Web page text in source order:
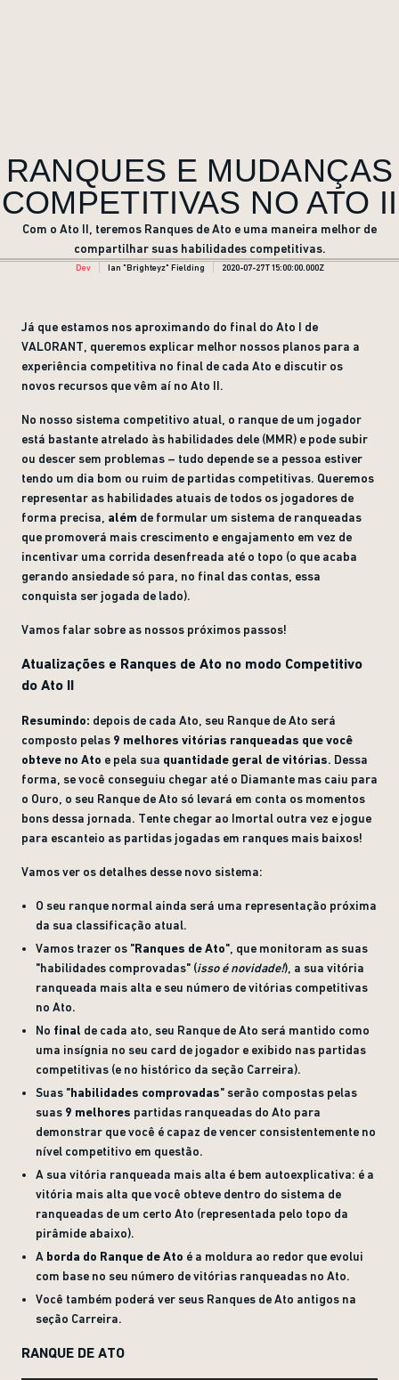
RANQUES E MUDANÇAS
COMPETITIVAS NO ATO II
Com o Ato II, teremos Ranques de Ato e uma maneira melhor de
compartilhar suas habilidades competitivas.
Dev Ian "Brighteyz" Fielding 2020-07-27T15:00:00.000Z
Já que estamos nos aproximando do final do Ato I de
VALORANT, queremos explicar melhor nossos planos para a
experiência competitiva no final de cada Ato e discutir os
novos recursos que vêm aí no Ato II.
No nosso sistema competitivo atual, o ranque de um jogador
está bastante atrelado às habilidades dele (MMR) e pode subir
ou descer sem problemas – tudo depende se a pessoa estiver
tendo um dia bom ou ruim de partidas competitivas. Queremos
representar as habilidades atuais de todos os jogadores de
forma precisa, além de formular um sistema de ranqueadas
que promoverá mais crescimento e engajamento em vez de
incentivar uma corrida desenfreada até o topo (o que acaba
gerando ansiedade só para, no final das contas, essa
conquista ser jogada de lado).
Vamos falar sobre as nossos próximos passos!
Atualizações e Ranques de Ato no modo Competitivo
do Ato II
Resumindo: depois de cada Ato, seu Ranque de Ato será
composto pelas 9 melhores vitórias ranqueadas que você
obteve no Ato e pela sua quantidade geral de vitórias. Dessa
forma, se você conseguiu chegar até o Diamante mas caiu para
o Ouro, o seu Ranque de Ato só levará em conta os momentos
bons dessa jornada. Tente chegar ao Imortal outra vez e jogue
para escanteio as partidas jogadas em ranques mais baixos!
Vamos ver os detalhes desse novo sistema:
O seu ranque normal ainda será uma representação próxima
da sua classificação atual.
Vamos trazer os "Ranques de Ato", que monitoram as suas
"habilidades comprovadas" (isso é novidade!), a sua vitória
ranqueada mais alta e seu número de vitórias competitivas
no Ato.
No final de cada ato, seu Ranque de Ato será mantido como
uma insígnia no seu card de jogador e exibido nas partidas
competitivas (e no histórico da seção Carreira).
Suas "habilidades comprovadas" serão compostas pelas
suas 9 melhores partidas ranqueadas do Ato para
demonstrar que você é capaz de vencer consistentemente no
nível competitivo em questão.
A sua vitória ranqueada mais alta é bem autoexplicativa: é a
vitória mais alta que você obteve dentro do sistema de
ranqueadas de um certo Ato (representada pelo topo da
pirâmide abaixo).
A borda do Ranque de Ato é a moldura ao redor que evolui
com base no seu número de vitórias ranqueadas no Ato.
Você também poderá ver seus Ranques de Ato antigos na
seção Carreira.
RANQUE DE ATO